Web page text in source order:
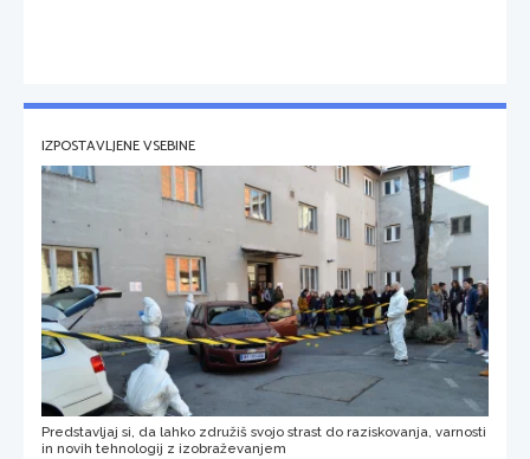
IZPOSTAVLJENE VSEBINE
Predstavljaj si, da lahko združiš svojo strast do raziskovanja, varnosti
in novih tehnologij z izobraževanjem